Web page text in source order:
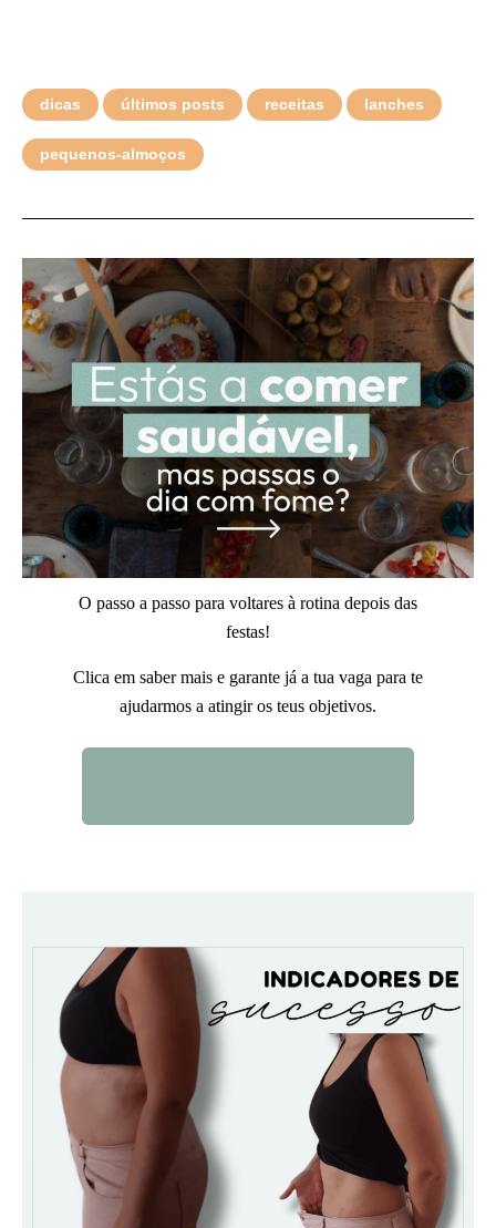
dicas últimos posts receitas lanches
pequenos-almoços
O passo a passo para voltares à rotina depois das
festas!
Clica em saber mais e garante já a tua vaga para te
ajudarmos a atingir os teus objetivos.